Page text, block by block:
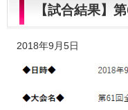
【試合結果】
2018年9月5日